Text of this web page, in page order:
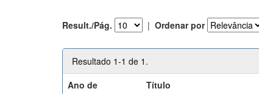
Result./Pág. | Ordenar por
Resultado 1-1 de 1.
Ano de
Título